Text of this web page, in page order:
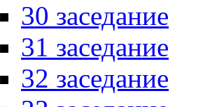
30 заседание
31 заседание
32 заседание